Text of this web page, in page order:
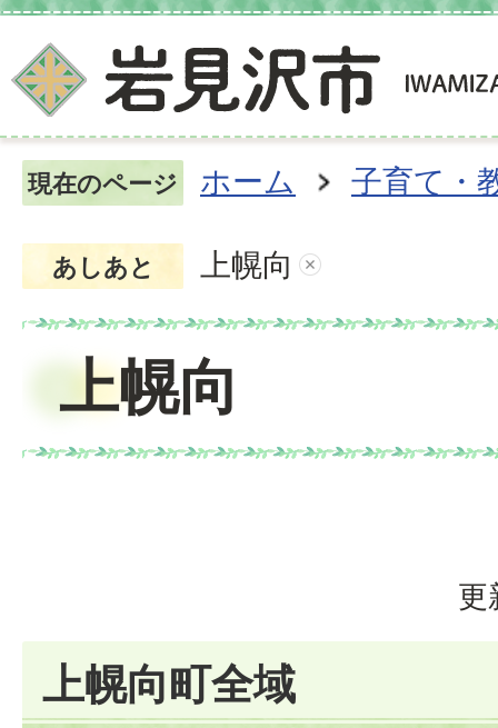
現在のページ ホーム 子育て・
あしあと 上幌向
上幌向
更
上幌向町全域